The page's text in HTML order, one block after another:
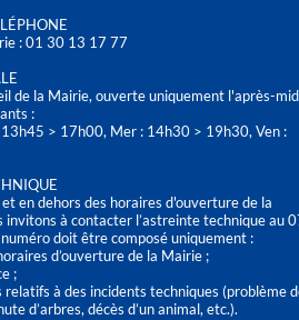
: 01 30 13 17 77
de la Mairie, ouverte uniquement l'après-
:
13h45 > 17h00, Mer : 14h30 > 19h30, Ven :
et en dehors des horaires d'ouverture de la
invitons à contacter l’astreinte technique au
doit être composé uniquement :
d’ouverture de la Mairie ;
;
relatifs à des incidents techniques (problème
d’arbres, décès d’un animal, etc.).